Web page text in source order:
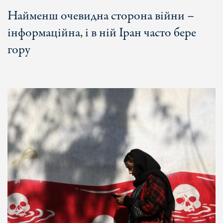
Найменш очевидна сторона війни –
інформаційна, і в ній Іран часто бере
гору